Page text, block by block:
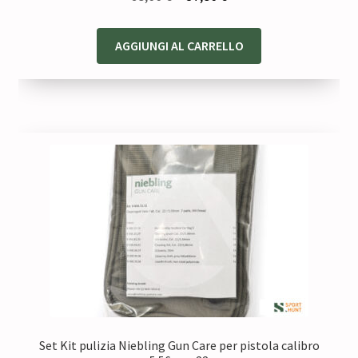
originale
era:
attuale
è:
AGGIUNGI AL CARRELLO
Set Kit pulizia Niebling Gun Care per pistola calibro